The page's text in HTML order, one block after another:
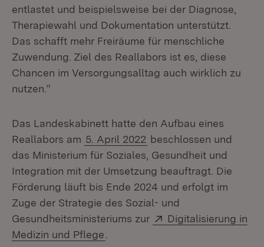
entlastet und beispielsweise bei der Diagnose,
Therapiewahl und Dokumentation unterstützt.
Das schafft mehr Freiräume für menschliche
Zuwendung. Ziel des Reallabors ist es, diese
Chancen im Versorgungsalltag auch wirklich zu
nutzen.“
Das Landeskabinett hatte den Aufbau eines
Reallabors am 5. April 2022 beschlossen und
das Ministerium für Soziales, Gesundheit und
Integration mit der Umsetzung beauftragt. Die
Förderung läuft bis Ende 2024 und erfolgt im
Zuge der Strategie des Sozial- und
Gesundheitsministeriums zur
Extern:
Digitalisierung in
Medizin und Pflege